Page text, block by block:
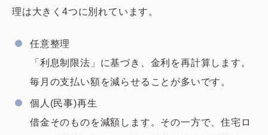
理は大きく4つに別れています。
任意整理
「利息制限法」に基づき、金利を再計算します。
毎月の支払い額を減らせることが多いです。
個人(民事)再生
借金そのものを減額します。その一方で、住宅ロ